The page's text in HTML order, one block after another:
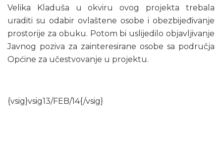
Velika Kladuša u okviru ovog projekta trebala
uraditi su odabir ovlaštene osobe i obezbijeđivanje
prostorije za obuku. Potom bi uslijedilo objavljivanje
Javnog poziva za zainteresirane osobe sa područja
Općine za učestvovanje u projektu.
{vsig}vsig13/FEB/14{/vsig}